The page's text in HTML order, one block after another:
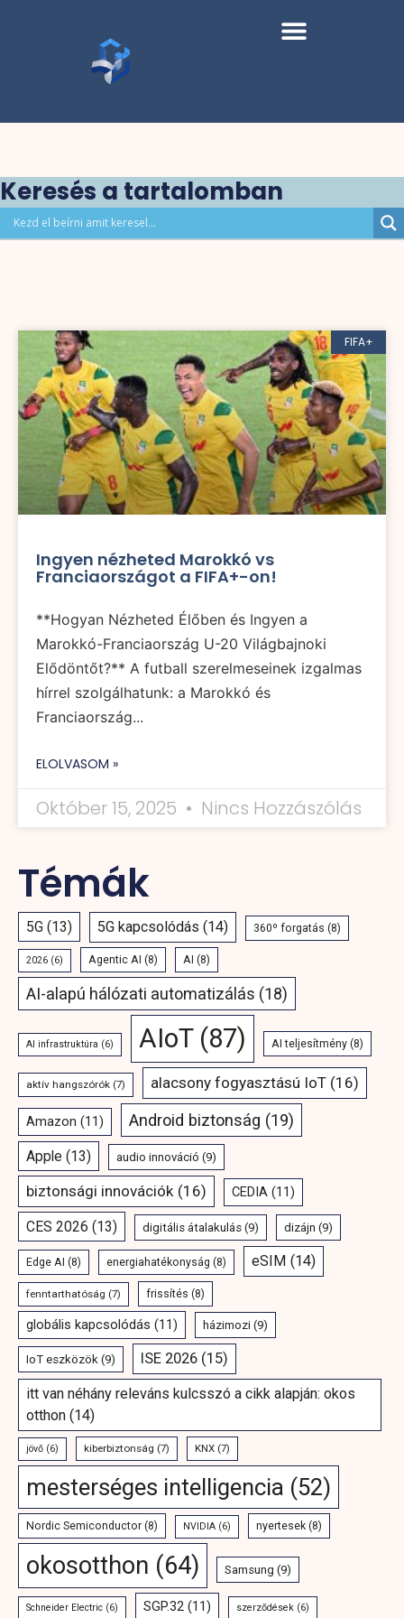
Keresés a tartalomban
FIFA+
Ingyen nézheted Marokkó vs
Franciaországot a FIFA+-on!
**Hogyan Nézheted Élőben és Ingyen a
Marokkó-Franciaország U-20 Világbajnoki
Elődöntőt?** A futball szerelmeseinek izgalmas
hírrel szolgálhatunk: a Marokkó és
Franciaország...
ELOLVASOM »
Október 15, 2025 Nincs Hozzászólás
Témák
5G (13) 5G kapcsolódás (14) 360º forgatás (8)
2026 (6) Agentic AI (8) AI (8)
AI-alapú hálózati automatizálás (18)
AI infrastruktúra (6) AIoT(87) AI teljesítmény (8)
aktív hangszórók (7) alacsony fogyasztású IoT (16)
Amazon (11) Android biztonság (19)
Apple (13) audio innováció (9)
biztonsági innovációk (16) CEDIA (11)
CES 2026 (13) digitális átalakulás (9) dizájn (9)
Edge AI (8) energiahatékonyság (8) eSIM (14)
fenntarthatóság (7) frissítés (8)
globális kapcsolódás (11) házimozi (9)
IoT eszközök (9) ISE 2026 (15)
itt van néhány releváns kulcsszó a cikk alapján: okos
otthon (14)
jövő (6) kiberbiztonság (7) KNX (7)
mesterséges intelligencia (52)
Nordic Semiconductor (8) NVIDIA (6) nyertesek (8)
okosotthon (64) Samsung (9)
Schneider Electric (6) SGP.32 (11) szerződések (6)